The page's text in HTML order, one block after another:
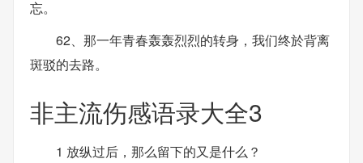
忘。
62、那一年青春轰轰烈烈的转身，我们终於背离
斑驳的去路。
非主流伤感语录大全3
1 放纵过后，那么留下的又是什么？